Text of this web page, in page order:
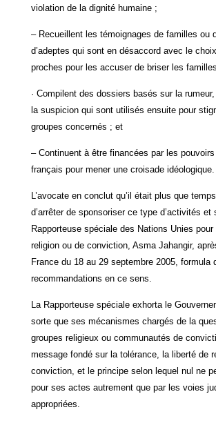
violation de la dignité humaine ;
– Recueillent les témoignages de familles ou
d’adeptes qui sont en désaccord avec le
proches pour les accuser de briser les
· Compilent des dossiers basés sur la
la suspicion qui sont utilisés ensuite pour
groupes concernés ; et
– Continuent à être financées par les
français pour mener une croisade idéologique.
L’avocate en conclut qu’il était plus que
d’arrêter de sponsoriser ce type d’activités et
Rapporteuse spéciale des Nations Unies
religion ou de conviction, Asma Jahangir,
France du 18 au 29 septembre 2005, formula
recommandations en ce sens.
La Rapporteuse spéciale exhorta le
sorte que ses mécanismes chargés de la
groupes religieux ou communautés de
message fondé sur la tolérance, la liberté de
conviction, et le principe selon lequel nul ne
pour ses actes autrement que par les voies
appropriées.